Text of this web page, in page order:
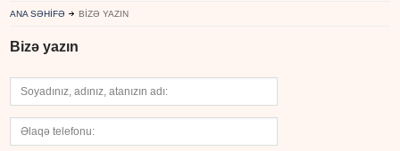
ANA SƏHİFƏ BIZƏ YAZIN
Bizə yazın